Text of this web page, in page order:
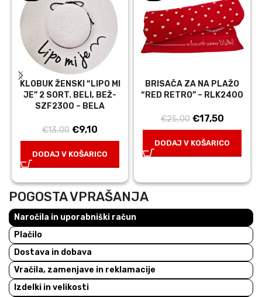
KLOBUK ŽENSKI “LIPO MI
JE” 2 SORT. BELI, BEŽ-
SZF2300 – BELA
€13,00 Izvirna
cena
je
bila:
€13,00.
€9,10
cena
je:
€9,10.
DODAJ V KOŠARICO
BRISAČA ZA NA PLAŽO
“RED RETRO” – RLK2400
€25,00 Izvirna
cena
je
bila:
€17,50
cena
je:
€17,50.
DODAJ V KOŠARICO
POGOSTA VPRAŠANJA
Naročila in uporabniški račun
Plačilo
Dostava in dobava
Vračila, zamenjave in reklamacije
Izdelki in velikosti